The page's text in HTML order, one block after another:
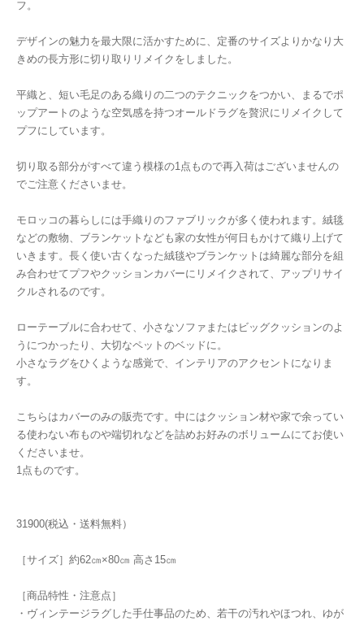
フ。
デザインの魅力を最大限に活かすために、定番のサイズよりかなり大
きめの長方形に切り取りリメイクをしました。
平織と、短い毛足のある織りの二つのテクニックをつかい、まるでポ
ップアートのような空気感を持つオールドラグを贅沢にリメイクして
プフにしています。
切り取る部分がすべて違う模様の1点もので再入荷はございませんの
でご注意くださいませ。
モロッコの暮らしには手織りのファブリックが多く使われます。絨毯
などの敷物、ブランケットなども家の女性が何日もかけて織り上げて
いきます。長く使い古くなった絨毯やブランケットは綺麗な部分を組
み合わせてプフやクッションカバーにリメイクされて、アップリサイ
クルされるのです。
ローテーブルに合わせて、小さなソファまたはビッグクッションのよ
うにつかったり、大切なペットのベッドに。
小さなラグをひくような感覚で、インテリアのアクセントになりま
す。
こちらはカバーのみの販売です。中にはクッション材や家で余ってい
る使わない布ものや端切れなどを詰めお好みのボリュームにてお使い
くださいませ。
1点ものです。
31900(税込・送料無料）
［サイズ］約62㎝×80㎝ 高さ15㎝
［商品特性・注意点］
・ヴィンテージラグした手仕事品のため、若干の汚れやほつれ、ゆが